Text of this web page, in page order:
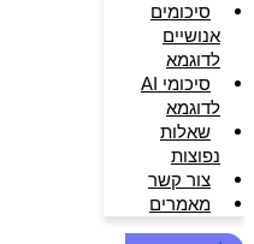
סיכומים
אנושיים
לדוגמא
סיכומי AI
לדוגמא
שאלות
נפוצות
צור קשר
מאמרים